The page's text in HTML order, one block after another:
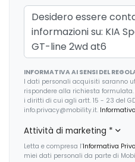
Fendinebbia anteriori
Freni a disco
Freno di stazionamento
Garanzie
Inserti in acciaio esterni
Limitatore di velocità
INFORMATIVA AI SENSI DEL
I dati personali acquisiti saranno
rispondere alla richiesta
i diritti di cui agli artt. 15 - 23 del
info.privacy@mobility.it.
Attività di marketing *
Letta e compresa l’Informativa
miei dati personali da parte di